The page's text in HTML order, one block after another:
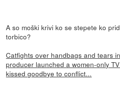
A so moški krivi ko se stepete ko
torbico?
Catfights over handbags and tears
producer launched a women-only
kissed goodbye to conflict...